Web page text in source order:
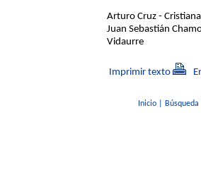
Arturo Cruz -
Juan Sebastián
Vidaurre
Imprimir texto
Inicio| Búsqueda